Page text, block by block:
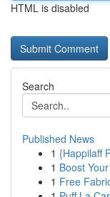
HTML is disabled
Search
Published News
1 {Happilaff
1 Boost
1 Free